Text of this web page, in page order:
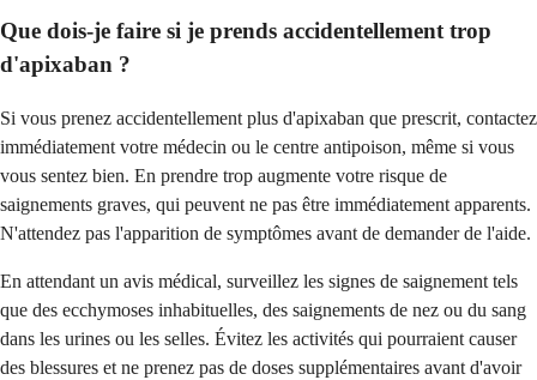
Que dois-je faire si je prends accidentellement trop
d'apixaban ?
Si vous prenez accidentellement plus d'apixaban que prescrit, contactez
immédiatement votre médecin ou le centre antipoison, même si vous
vous sentez bien. En prendre trop augmente votre risque de
saignements graves, qui peuvent ne pas être immédiatement apparents.
N'attendez pas l'apparition de symptômes avant de demander de l'aide.
En attendant un avis médical, surveillez les signes de saignement tels
que des ecchymoses inhabituelles, des saignements de nez ou du sang
dans les urines ou les selles. Évitez les activités qui pourraient causer
des blessures et ne prenez pas de doses supplémentaires avant d'avoir